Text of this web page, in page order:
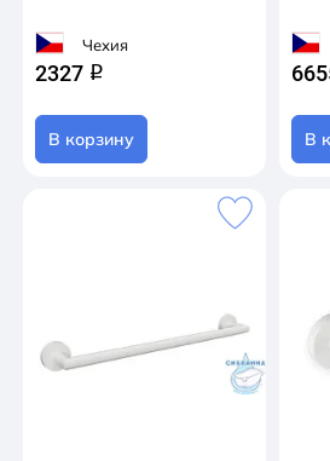
Чехия
2327 q
В корзину В